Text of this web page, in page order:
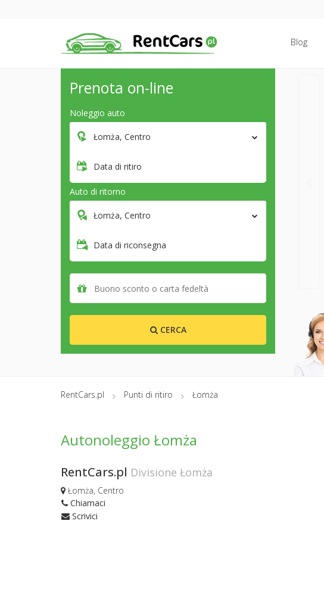
Blog
Prenota on-line
Noleggio auto
Łomża, Centro
Data di ritiro
Auto di ritorno
Łomża, Centro
Data di riconsegna
CERCA
RentCars.pl Punti di ritiro Łomża
Autonoleggio Łomża
RentCars.pl Divisione Łomża
Łomża, Centro
Chiamaci
Scrivici